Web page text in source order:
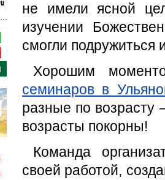
не имели ясной
изучении
смогли подружиться
Хорошим
семинаров в
разные по возрасту
возрасты покорны!
Команда
своей работой,